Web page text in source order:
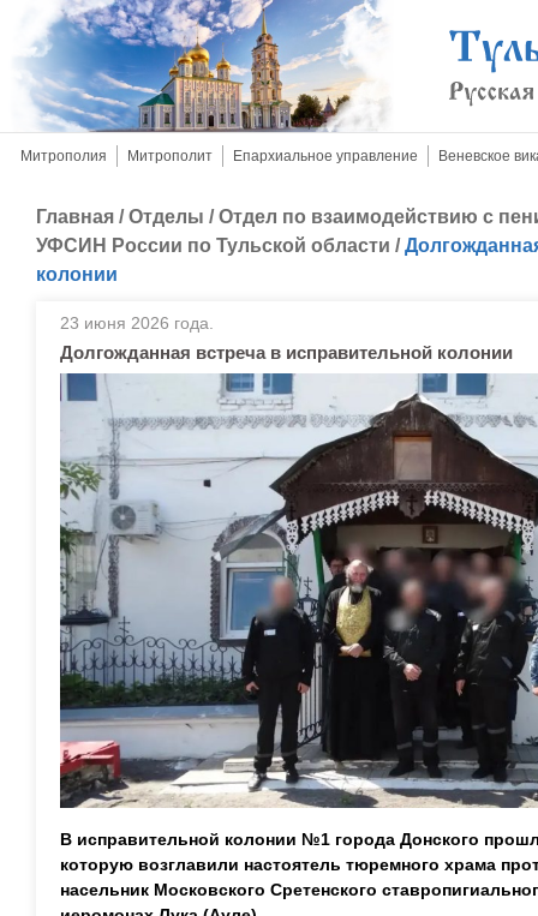
Митрополия Митрополит Епархиальное управление Веневское
Главная /Отделы /Отдел по взаимодействию с
УФСИН России по Тульской области /
колонии
23 июня 2026 года.
Долгожданная встреча в исправительной колонии
В исправительной колонии №1 города Донского
которую возглавили настоятель тюремного храма
насельник Московского Сретенского